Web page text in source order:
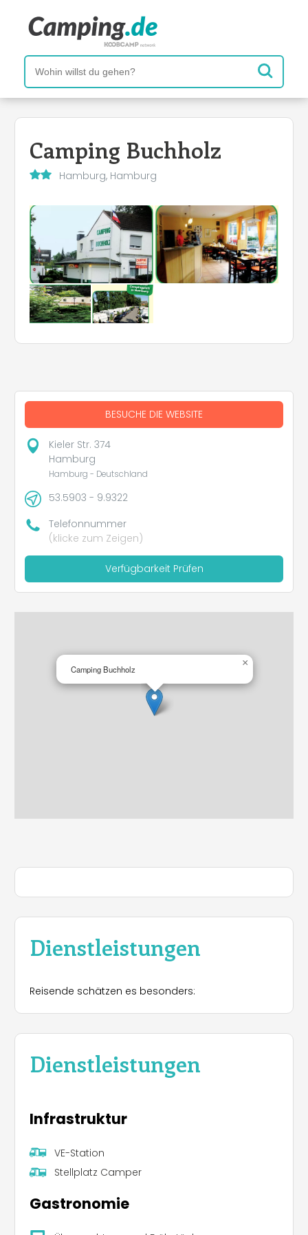
Camping Buchholz
Hamburg, Hamburg
Dienstleistungen
Reisende schätzen es besonders:
Dienstleistungen
Infrastruktur
VE-Station
Stellplatz Camper
Gastronomie
BESUCHE DIE WEBSITE
Kieler Str. 374
Hamburg
Hamburg - Deutschland
53.5903 - 9.9322
Telefonnummer
(klicke zum Zeigen)
Verfügbarkeit Prüfen
Camping Buchholz
×